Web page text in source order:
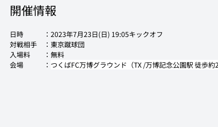
開催情報
日時　　　：2023年7月23日(日) 19:05キックオフ
対戦相手　：東京蹴球団
入場料　　：無料
会場　　　： つくばFC万博グラウンド（TX /万博記念公園駅 徒歩約